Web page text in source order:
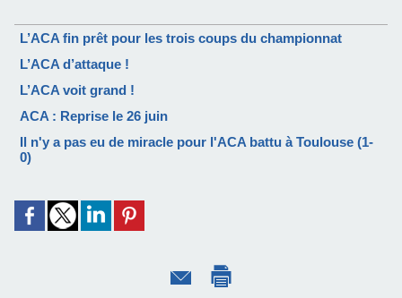
L’ACA fin prêt pour les trois coups du championnat
L’ACA d’attaque !
L’ACA voit grand !
ACA : Reprise le 26 juin
Il n'y a pas eu de miracle pour l'ACA battu à Toulouse (1-
0)